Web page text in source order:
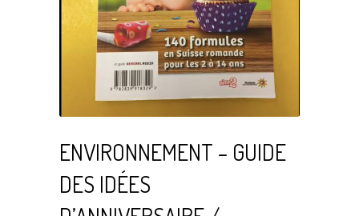
ENVIRONNEMENT – GUIDE
DES IDÉES